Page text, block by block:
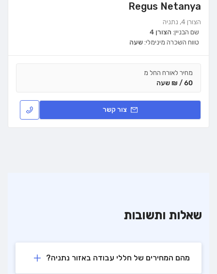
Regus Netanya
הצורן 4, נתניה
שם הבניין: הצורן 4
טווח השכרה מינימלי:שעה
מחיר לאורח החל מ
60 / ₪ שעה
צור קשר
שאלות ותשובות
מהם המחירים של חללי עבודה באזור נתניה?